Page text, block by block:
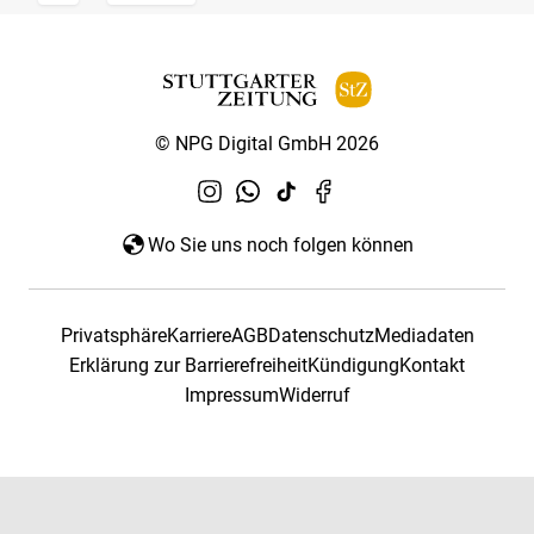
© NPG Digital GmbH 2026
Wo Sie uns noch folgen können
PrivatsphäreKarriereAGBDatenschutzMediadaten
Erklärung zur BarrierefreiheitKündigungKontakt
ImpressumWiderruf